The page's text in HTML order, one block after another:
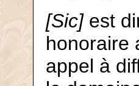
[Sic]est
honoraire
appel à